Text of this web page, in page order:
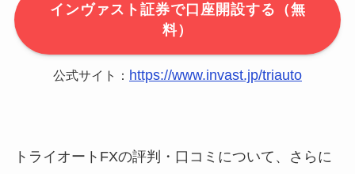
インヴァスト証券で口座開設する（無
料）
公式サイト： https://www.invast.jp/triauto
トライオートFXの評判・口コミについて、さらに